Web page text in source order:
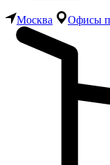
Москва Офисы